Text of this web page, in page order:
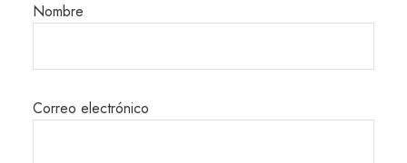
Nombre
Correo electrónico